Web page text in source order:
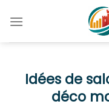
Idées de
déco